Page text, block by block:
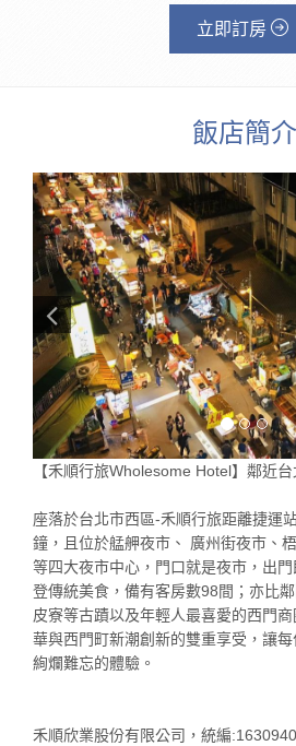
立即訂房
飯店簡介
【禾順行旅Wholesome Hotel】鄰近
座落於台北市西區-禾順行旅距離捷運
鐘，且位於艋舺夜市、 廣州街夜市、
等四大夜市中心，門口就是夜市，出
登傳統美食，備有客房數98間；亦比
皮寮等古蹟以及年輕人最喜愛的西門
華與西門町新潮創新的雙重享受，讓每
絢爛難忘的體驗。
禾順欣業股份有限公司，統編